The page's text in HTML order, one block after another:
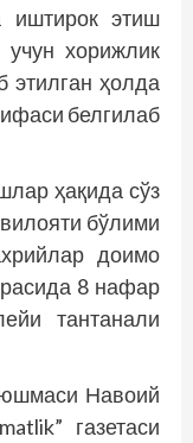
иштирок этиш
хорижлик
этилган ҳолда
белгилаб
ҳақида сўз
бўлими
дои­­мо
8 нафар
тантанали
Навоий
газетаси